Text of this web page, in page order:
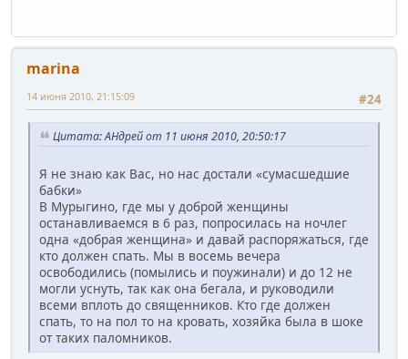
marina
#24
14 июня 2010, 21:15:09
Цитата: АHдрей от 11 июня 2010, 20:50:17
Я не знаю как Вас, но нас достали «сумасшедшие
бабки»
В Мурыгино, где мы у доброй женщины
останавливаемся в 6 раз, попросилась на ночлег
одна «добрая женщина» и давай распоряжаться, где
кто должен спать. Мы в восемь вечера
освободились (помылись и поужинали) и до 12 не
могли уснуть, так как она бегала, и руководили
всеми вплоть до священников. Кто где должен
спать, то на пол то на кровать, хозяйка была в шоке
от таких паломников.